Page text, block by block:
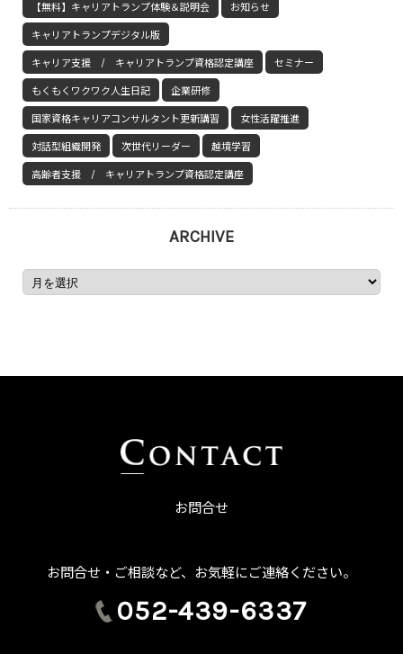
【無料】キャリアトランプ体験＆説明会 お知らせ
キャリアトランプデジタル版
キャリア支援 / キャリアトランプ資格認定講座 セミナー
もくもくワクワク人生日記 企業研修
国家資格キャリアコンサルタント更新講習 女性活躍推進
対話型組織開発 次世代リーダー 越境学習
高齢者支援 / キャリアトランプ資格認定講座
ARCHIVE
お問合せ
お問合せ・ご相談など、お気軽にご連絡ください。
052-439-6337